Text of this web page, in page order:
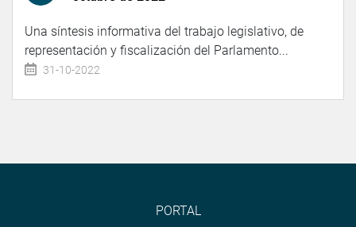
Una síntesis informativa del trabajo legislativo, de
representación y fiscalización del Parlamento...
31-10-2022
PORTAL